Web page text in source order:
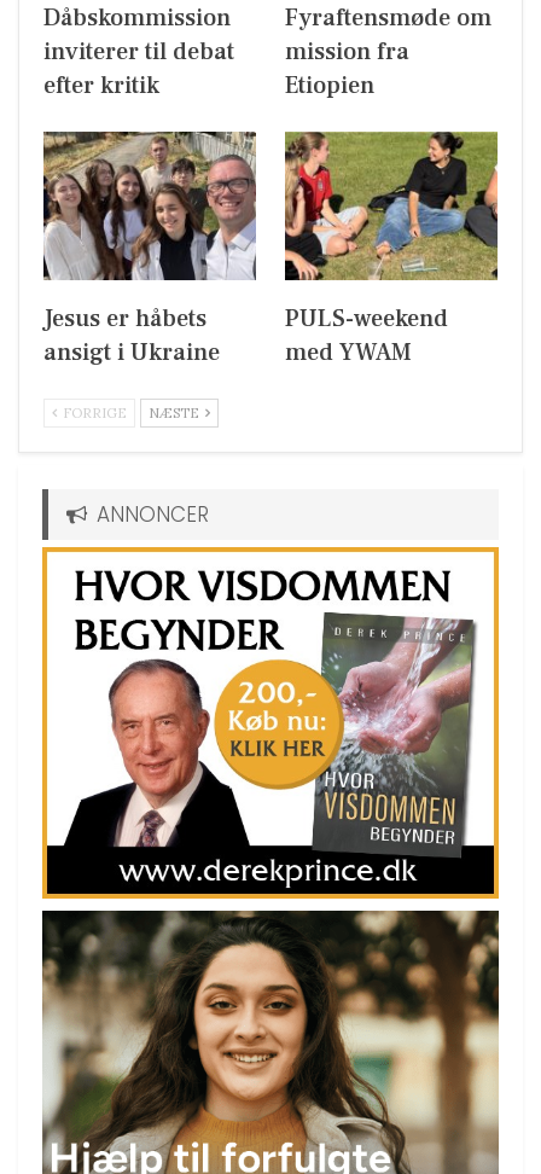
Dåbskommission
inviterer til debat
efter kritik
Fyraftensmøde om
mission fra
Etiopien
Jesus er håbets
ansigt i Ukraine
PULS-weekend
med YWAM
FORRIGE NÆSTE
ANNONCER